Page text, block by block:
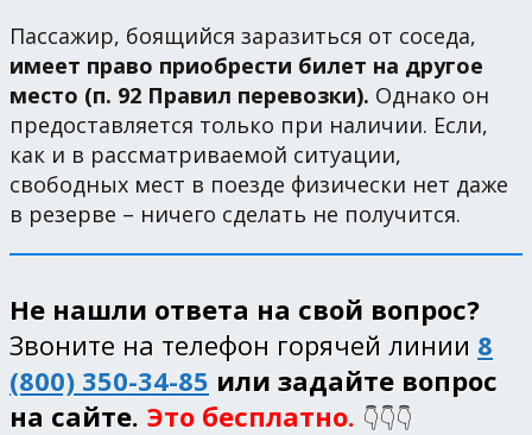
Пассажир, боящийся заразиться от соседа,
имеет право приобрести билет на другое
место (п. 92 Правил перевозки). Однако он
предоставляется только при наличии. Если,
как и в рассматриваемой ситуации,
свободных мест в поезде физически нет даже
в резерве – ничего сделать не получится.
Не нашли ответа на свой вопрос?
Звоните на телефон горячей линии 8
(800) 350-34-85 или задайте вопрос
на сайте. Это бесплатно. 👇👇👇